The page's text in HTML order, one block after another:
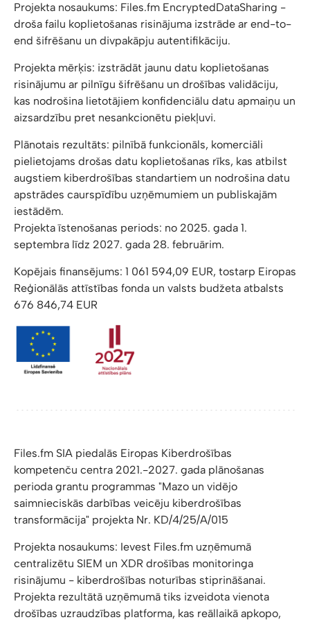
Projekta nosaukums: Files.fm EncryptedDataSharing -
droša failu koplietošanas risinājuma izstrāde ar end-to-
end šifrēšanu un divpakāpju autentifikāciju.
Projekta mērķis: izstrādāt jaunu datu koplietošanas
risinājumu ar pilnīgu šifrēšanu un drošības validāciju,
kas nodrošina lietotājiem konfidenciālu datu apmaiņu un
aizsardzību pret nesankcionētu piekļuvi.
Plānotais rezultāts: pilnībā funkcionāls, komerciāli
pielietojams drošas datu koplietošanas rīks, kas atbilst
augstiem kiberdrošības standartiem un nodrošina datu
apstrādes caurspīdību uzņēmumiem un publiskajām
iestādēm.
Projekta īstenošanas periods: no 2025. gada 1.
septembra līdz 2027. gada 28. februārim.
Kopējais finansējums: 1 061 594,09 EUR, tostarp Eiropas
Reģionālās attīstības fonda un valsts budžeta atbalsts
676 846,74 EUR
Files.fm SIA piedalās Eiropas Kiberdrošības
kompetenču centra 2021.-2027. gada plānošanas
perioda grantu programmas "Mazo un vidējo
saimnieciskās darbības veicēju kiberdrošības
transformācija" projekta Nr. KD/4/25/A/015
Projekta nosaukums: Ievest Files.fm uzņēmumā
centralizētu SIEM un XDR drošības monitoringa
risinājumu - kiberdrošības noturības stiprināšanai.
Projekta rezultātā uzņēmumā tiks izveidota vienota
drošības uzraudzības platforma, kas reāllaikā apkopo,